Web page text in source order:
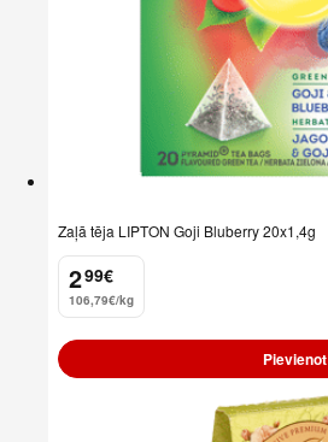
Zaļā tēja LIPTON Goji Bluberry 20x1,4g
2
. 99€
106,79€/kg
Pievienot